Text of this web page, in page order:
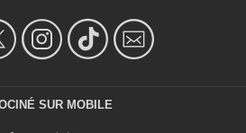
SUR MOBILE